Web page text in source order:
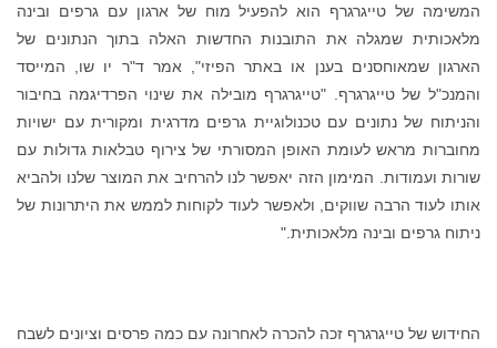
המשימה של טייגרגרף הוא להפעיל מוח של ארגון עם גרפים ובינה
מלאכותית שמגלה את התובנות החדשות האלה בתוך הנתונים של
הארגון שמאוחסנים בענן או באתר הפיזי", אמר ד"ר יו שו, המייסד
והמנכ"ל של טייגרגרף. "טייגרגרף מובילה את שינוי הפרדיגמה בחיבור
והניתוח של נתונים עם טכנולוגיית גרפים מדרגית ומקורית עם ישויות
מחוברות מראש לעומת האופן המסורתי של צירוף טבלאות גדולות עם
שורות ועמודות. המימון הזה יאפשר לנו להרחיב את המוצר שלנו ולהביא
אותו לעוד הרבה שווקים, ולאפשר לעוד לקוחות לממש את היתרונות של
ניתוח גרפים ובינה מלאכותית."
החידוש של טייגרגרף זכה להכרה לאחרונה עם כמה פרסים וציונים לשבח